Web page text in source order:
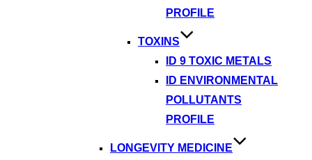
PROFILE
TOXINS
ID 9 TOXIC METALS
ID ENVIRONMENTAL
POLLUTANTS
PROFILE
LONGEVITY MEDICINE